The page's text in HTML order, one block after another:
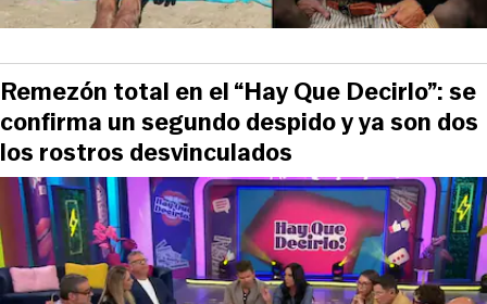
Remezón total en el “Hay Que Decirlo”: se
confirma un segundo despido y ya son dos
los rostros desvinculados